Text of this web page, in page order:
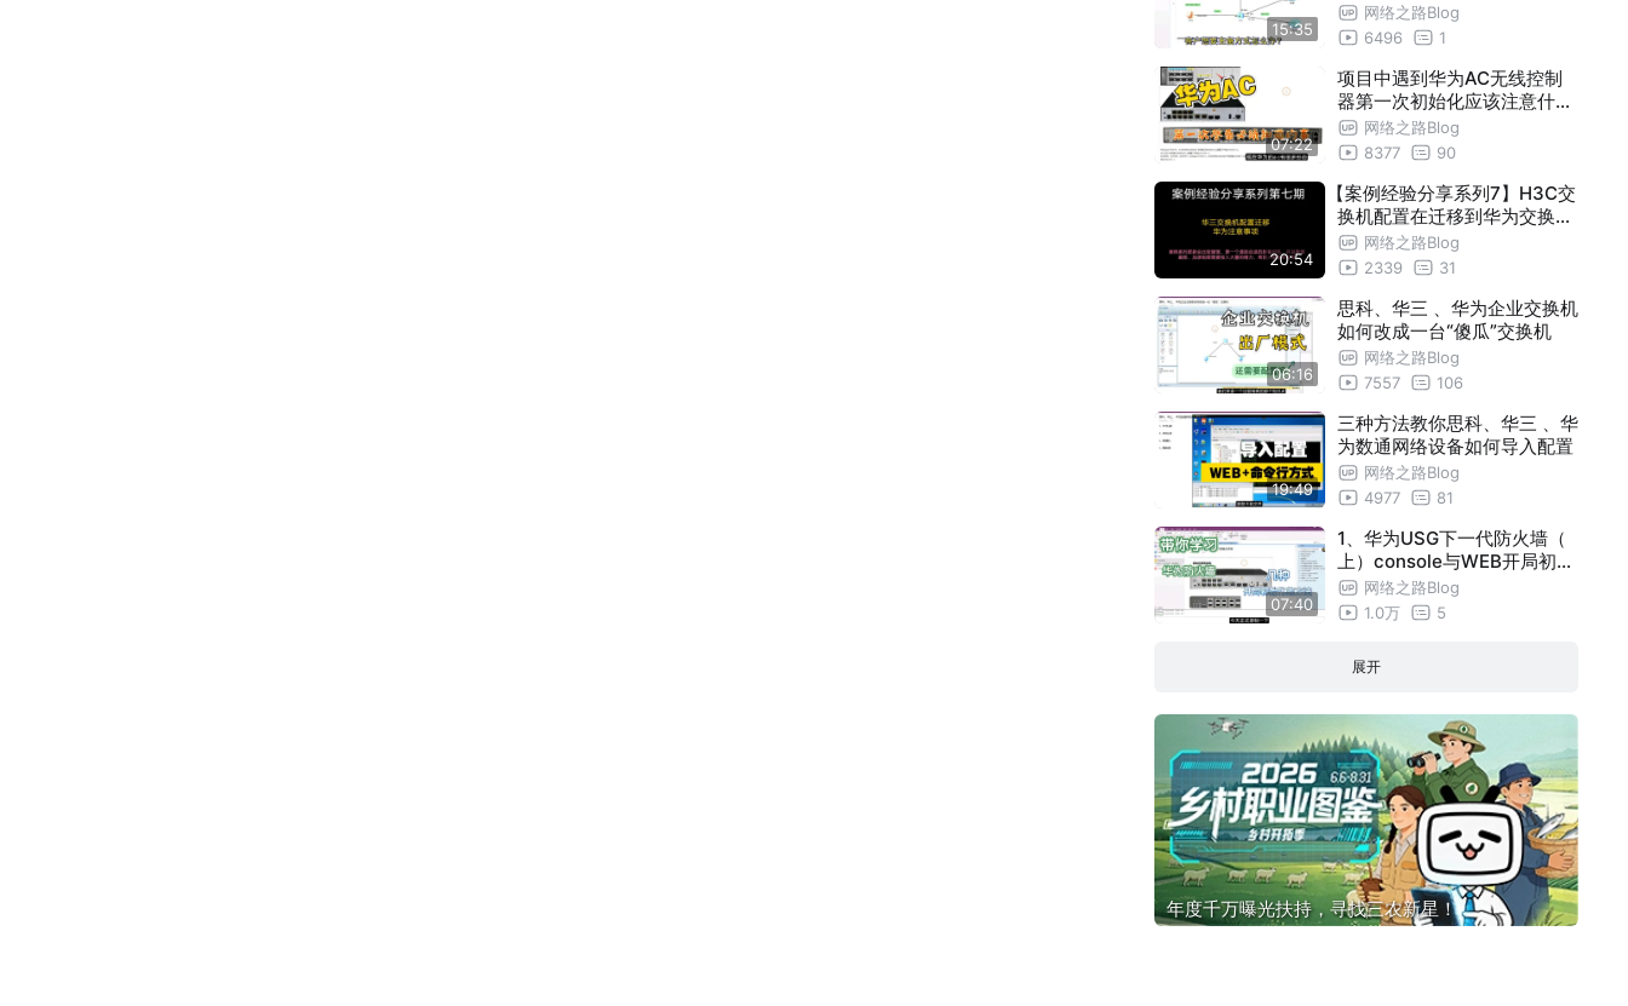
15:35
网络之路Blog
6496
1
07:22
项目中遇到华为AC无线控制
器第一次初始化应该注意什么
？ 网络之路Blog
8377
90
20:54
【案例经验分享系列7】H3C交
换机配置在迁移到华为交换机
需要注意哪些问题
网络之路Blog
2339
31
06:16
思科、华三 、华为企业交换机
如何改成一台“傻瓜”交换机
网络之路Blog
7557
106
19:49
三种方法教你思科、华三 、华
为数通网络设备如何导入配置
网络之路Blog
4977
81
07:40
1、华为USG下一代防火墙（
上）console与WEB开局初始
化（还不会如何开局吗）
网络之路Blog
1.0万
5
展开
年度千万曝光扶持，寻找三农新星！